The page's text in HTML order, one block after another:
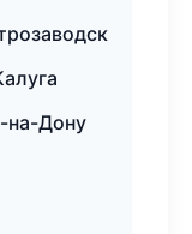
на-Дону